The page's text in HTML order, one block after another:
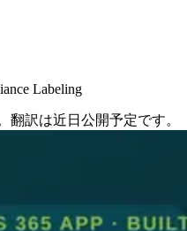
Labeling
翻訳は近日公開予定です。